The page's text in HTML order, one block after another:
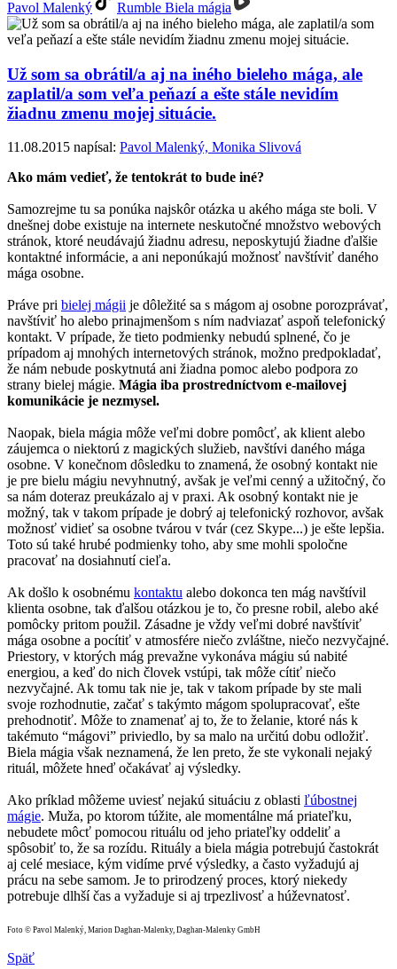
Pavol Malenký
Rumble Biela mágia
Už som sa obrátil/a aj na iného bieleho mága, ale
zaplatil/a som veľa peňazí a ešte stále nevidím
žiadnu zmenu mojej situácie.
11.08.2015 napísal: Pavol Malenký, Monika Slivová
Ako mám vedieť, že tentokrát to bude iné?
Samozrejme tu sa ponúka najskôr otázka u akého mága ste boli. V
dnešnej dobe existuje na internete neskutočné množstvo webových
stránok, ktoré neudávajú žiadnu adresu, neposkytujú žiadne ďalšie
kontaktné informácie, a ani neponúkajú možnosť navštíviť daného
mága osobne.
Práve pri bielej mágii je dôležité sa s mágom aj osobne porozprávať,
navštíviť ho alebo prinajmenšom s ním nadviazať aspoň telefonický
kontakt. V prípade, že tieto podmienky nebudú splnené, čo je
prípadom aj mnohých internetových stránok, možno predpokladať,
že nám nebude poskytnutá ani žiadna pomoc alebo podpora zo
strany bielej mágie. Mágia iba prostredníctvom e-mailovej
komunikácie je nezmysel.
Naopak, biela mágia môže veľmi dobre pomôcť, ak klient alebo
záujemca o niektorú z magických služieb, navštívi daného mága
osobne. V konečnom dôsledku to znamená, že osobný kontakt nie
je pre bielu mágiu nevyhnutný, avšak je veľmi cenný a užitočný, čo
sa nám doteraz preukázalo aj v praxi. Ak osobný kontakt nie je
možný, tak v takom prípade je dobrý aj telefonický rozhovor, avšak
možnosť vidieť sa osobne tvárou v tvár (cez Skype...) je ešte lepšia.
Toto sú také hrubé podmienky toho, aby sme mohli spoločne
pracovať na dosiahnutí cieľa.
Ak došlo k osobnému kontaktu alebo dokonca ten mág navštívil
klienta osobne, tak ďalšou otázkou je to, čo presne robil, alebo aké
pomôcky pritom použil. Zásadne je vždy veľmi dobré navštíviť
mága osobne a pocítiť v atmosfére niečo zvláštne, niečo nezvyčajné.
Priestory, v ktorých mág prevažne vykonáva mágiu sú nabité
energiou, a keď do nich človek vstúpi, tak môže cítiť niečo
nezvyčajné. Ak tomu tak nie je, tak v takom prípade by ste mali
svoje rozhodnutie, začať s takýmto mágom spolupracovať, ešte
prehodnotiť. Môže to znamenať aj to, že to želanie, ktoré nás k
takémuto “mágovi” priviedlo, by sa malo na určitú dobu odložiť.
Biela mágia však neznamená, že len preto, že ste vykonali nejaký
rituál, môžete hneď očakávať aj výsledky.
Ako príklad môžeme uviesť nejakú situáciu z oblasti ľúbostnej
mágie. Muža, po ktorom túžite, ale momentálne má priateľku,
nebudete môcť pomocou rituálu od jeho priateľky oddeliť a
spôsobiť to, že sa rozídu. Rituály a biela mágia potrebujú častokrát
aj celé mesiace, kým vidíme prvé výsledky, a často vyžadujú aj
prácu na sebe samom. Je to prirodzený proces, ktorý niekedy
potrebuje dlhší čas a vyžaduje si aj trpezlivosť a húževnatosť.
Foto © Pavol Malenký, Marion Daghan-Malenky, Daghan-Malenky GmbH
Späť